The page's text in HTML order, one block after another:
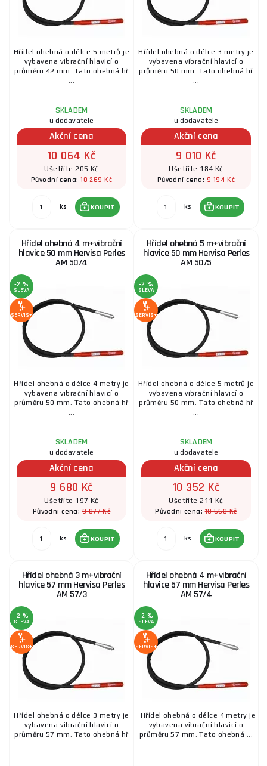
Hřídel ohebná o délce 5 metrů je
vybavena vibrační hlavicí o
průměru 42 mm. Tato ohebná hř
...
SKLADEM
u dodavatele
Akční cena
10 064 Kč
Ušetříte 205 Kč
Původní cena:10 269 Kč
ks KOUPIT
Hřídel ohebná o délce 3 metry je
vybavena vibrační hlavicí o
průměru 50 mm. Tato ohebná hř
...
SKLADEM
u dodavatele
Akční cena
9 010 Kč
Ušetříte 184 Kč
Původní cena:9 194 Kč
ks KOUPIT
Hřídel ohebná 4 m+vibrační
hlavice 50 mm Hervisa Perles
AM 50/4
-2 %
SLEVA
SERVIS+
Hřídel ohebná o délce 4 metry je
vybavena vibrační hlavicí o
průměru 50 mm. Tato ohebná hř
...
SKLADEM
u dodavatele
Akční cena
9 680 Kč
Ušetříte 197 Kč
Původní cena:9 877 Kč
ks KOUPIT
Hřídel ohebná 5 m+vibrační
hlavice 50 mm Hervisa Perles
AM 50/5
-2 %
SLEVA
SERVIS+
Hřídel ohebná o délce 5 metrů je
vybavena vibrační hlavicí o
průměru 50 mm. Tato ohebná hř
...
SKLADEM
u dodavatele
Akční cena
10 352 Kč
Ušetříte 211 Kč
Původní cena:10 563 Kč
ks KOUPIT
Hřídel ohebná 3 m+vibrační
hlavice 57 mm Hervisa Perles
AM 57/3
-2 %
SLEVA
SERVIS+
Hřídel ohebná o délce 3 metry je
vybavena vibrační hlavicí o
průměru 57 mm. Tato ohebná hř
...
Hřídel ohebná 4 m+vibrační
hlavice 57 mm Hervisa Perles
AM 57/4
-2 %
SLEVA
SERVIS+
Hřídel ohebná o délce 4 metry je
vybavena vibrační hlavicí o
průměru 57 mm. Tato ohebná ...